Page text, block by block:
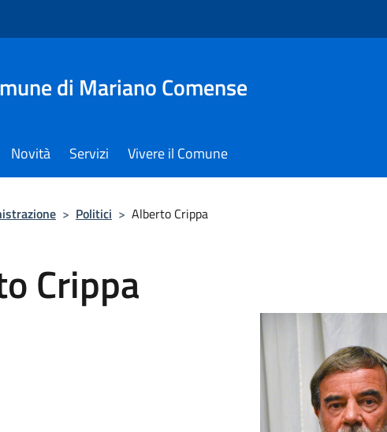
di Mariano Comense
Novità Servizi Vivere il Comune
> Politici > Alberto Crippa
Crippa